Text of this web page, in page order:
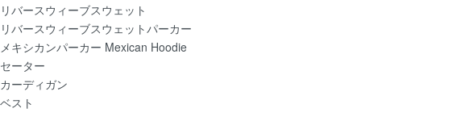
リバースウィーブスウェット
リバースウィーブスウェットパーカー
メキシカンパーカー Mexican Hoodie
セーター
カーディガン
ベスト